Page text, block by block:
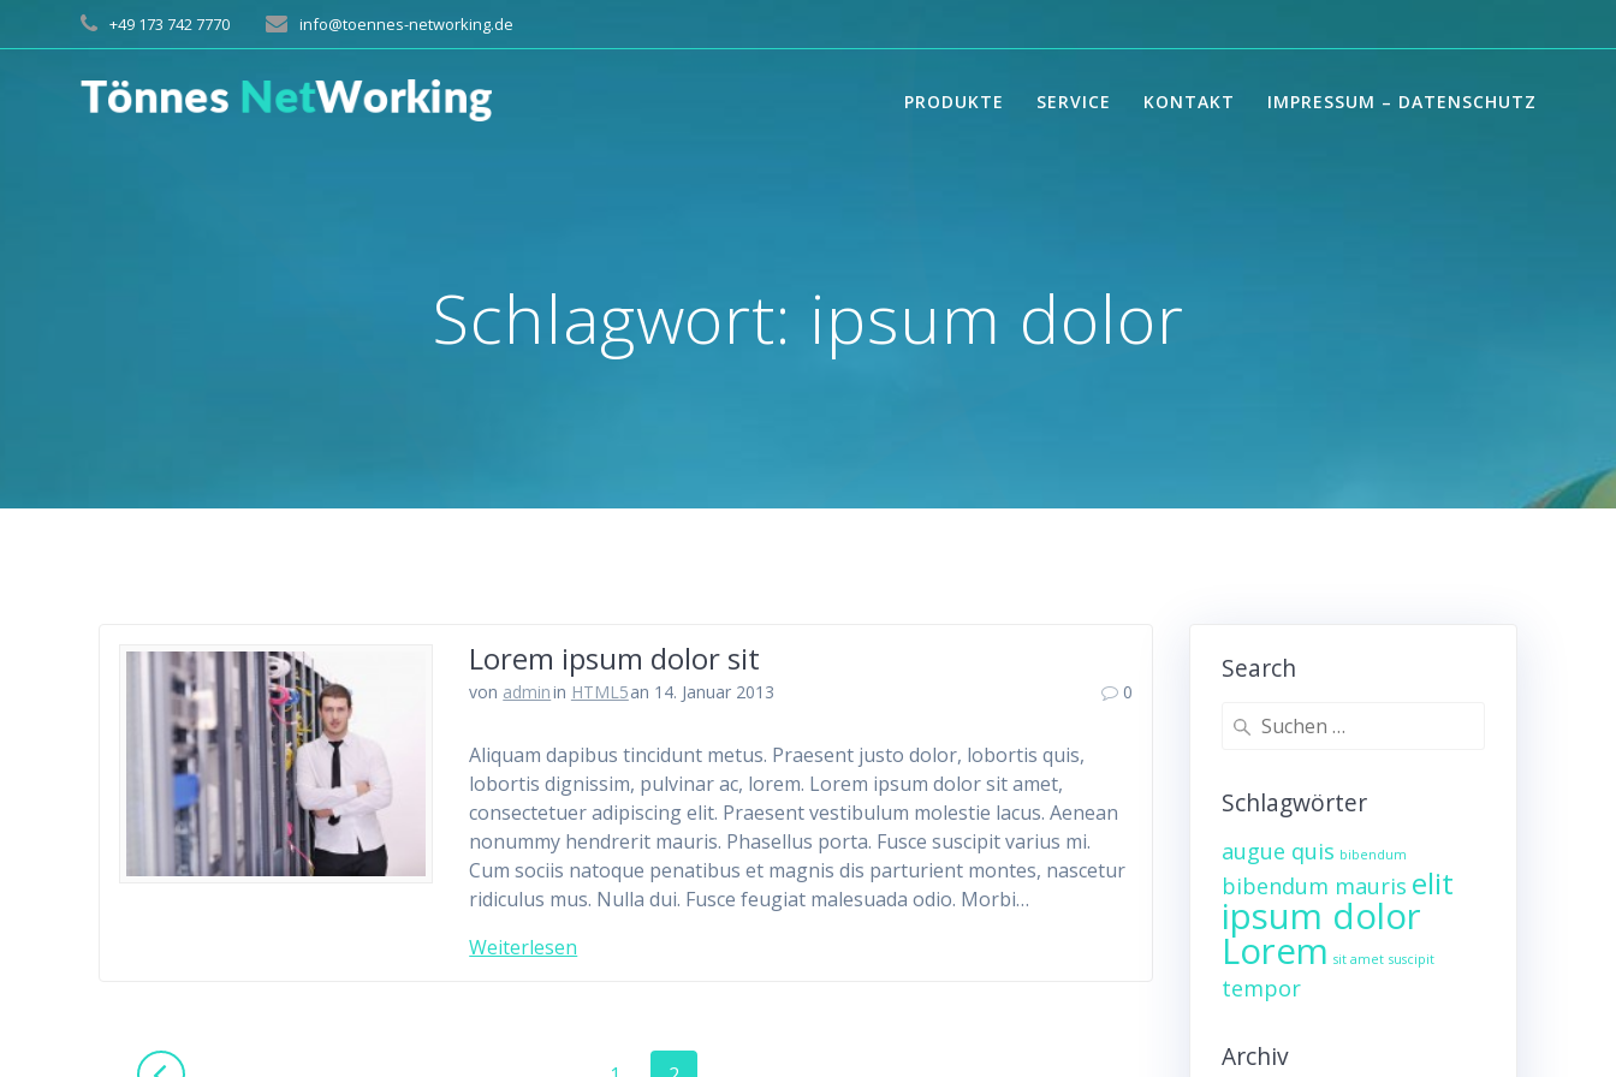
Inhalt
+49 173 742 7770 info@toennes-networking.de
PRODUKTE SERVICE KONTAKT IMPRESSUM – DATENSCHUTZ
Schlagwort: ipsum dolor
Lorem ipsum dolor sit
von adminin HTML5an 14. Januar 2013 0
Aliquam dapibus tincidunt metus. Praesent justo dolor, lobortis quis,
lobortis dignissim, pulvinar ac, lorem. Lorem ipsum dolor sit amet,
consectetuer adipiscing elit. Praesent vestibulum molestie lacus. Aenean
nonummy hendrerit mauris. Phasellus porta. Fusce suscipit varius mi.
Cum sociis natoque penatibus et magnis dis parturient montes, nascetur
ridiculus mus. Nulla dui. Fusce feugiat malesuada odio. Morbi…
Weiterlesen
Beitragsnavigation
Search
Suche
Schlagwörter
augue quis bibendum
bibendum mauris elit
ipsum dolor
Lorem sit amet suscipit
tempor
Archiv